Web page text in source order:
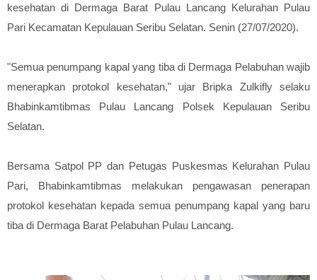
kesehatan di Dermaga Barat Pulau Lancang Kelurahan Pulau
Pari Kecamatan Kepulauan Seribu Selatan. Senin (27/07/2020).
"Semua penumpang kapal yang tiba di Dermaga Pelabuhan wajib
menerapkan protokol kesehatan," ujar Bripka Zulkifly selaku
Bhabinkamtibmas Pulau Lancang Polsek Kepulauan Seribu
Selatan.
Bersama Satpol PP dan Petugas Puskesmas Kelurahan Pulau
Pari, Bhabinkamtibmas melakukan pengawasan penerapan
protokol kesehatan kepada semua penumpang kapal yang baru
tiba di Dermaga Barat Pelabuhan Pulau Lancang.